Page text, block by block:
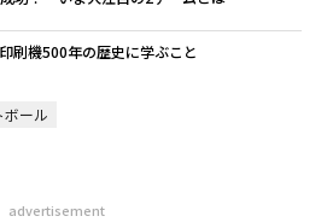
刷機500年の歴史に学ぶこと
ボール
advertisement